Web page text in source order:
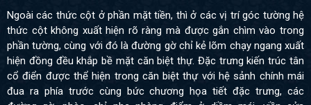
Ngoài các thức cột ở phần mặt tiền, thì ở các vị trí góc tường hệ
thức cột không xuất hiện rõ ràng mà được gắn chìm vào trong
phần tường, cùng với đó là đường gờ chỉ kẻ lõm chạy ngang xuất
hiện đồng đều khắp bề mặt căn biệt thự. Đặc trưng kiến trúc tân
cổ điển được thể hiện trong căn biệt thự với hệ sảnh chính mái
đua ra phía trước cùng bức chương họa tiết đặc trưng, các